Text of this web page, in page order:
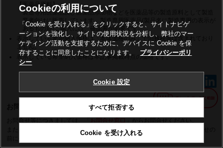
【医薬品原料】
製造専用医薬品及び医薬品添加物などを医薬品等の製造原料として製造
業者向けに販売しています。製造専用医薬品(製品名に製造専用の表示が
あるもの)のご購入には、確認書が必要です。
表示している希望納入価格は「本体価格のみ」で消費税等は含まれており
ません。
表示している希望納入価格は本記事掲載時点の価格です。
お問合せ窓口
また、お客様から寄せられた「よくある質問」を掲載しています。お問合せの
Cookieの利用について
「Cookie を受け入れる」をクリックすると、サイトナビゲ
ーションを強化し、サイトの使用状況を分析し、弊社のマー
ケティング活動を支援するために、デバイスに Cookie を保
存することに同意したことになります。
プライバシーポリ
シー
Cookie 設定
すべて拒否する
Cookie を受け入れる